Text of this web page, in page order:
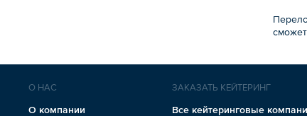
О НАС
О компании
ЗАКАЗАТЬ КЕЙТЕРИНГ
Все кейтеринговые